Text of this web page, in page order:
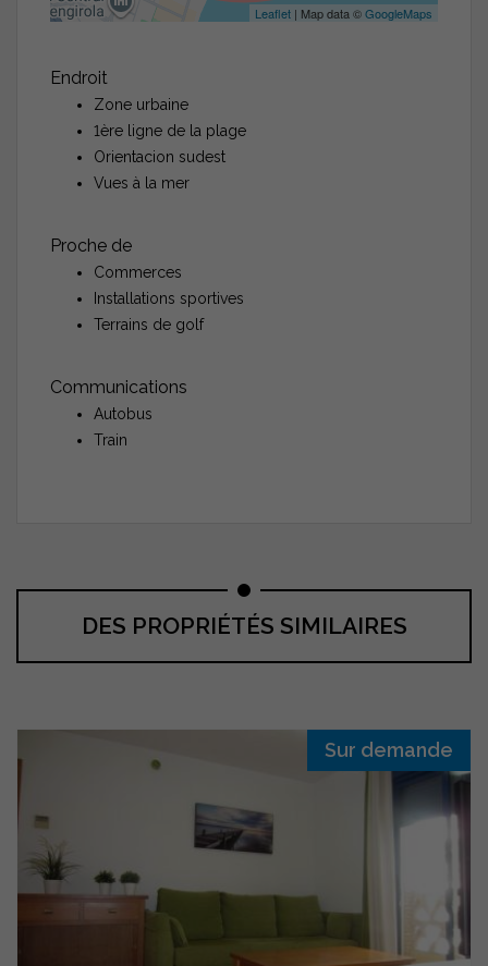
Leaflet | Map data ©GoogleMaps
Endroit
Zone urbaine
1ère ligne de la plage
Orientacion sudest
Vues à la mer
Proche de
Commerces
Installations sportives
Terrains de golf
Communications
Autobus
Train
DES PROPRIÉTÉS SIMILAIRES
Sur demande